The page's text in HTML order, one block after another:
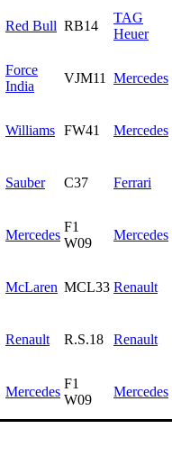
Red Bull RB14
TAG
Heuer
Force
India
VJM11 Mercedes
Williams FW41 Mercedes
Sauber C37 Ferrari
Mercedes
F1
W09
Mercedes
McLaren MCL33 Renault
Renault R.S.18 Renault
Mercedes
F1
W09
Mercedes